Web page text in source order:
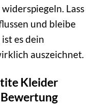
Lass
und bleibe
es dein
auszeichnet.
Kleider